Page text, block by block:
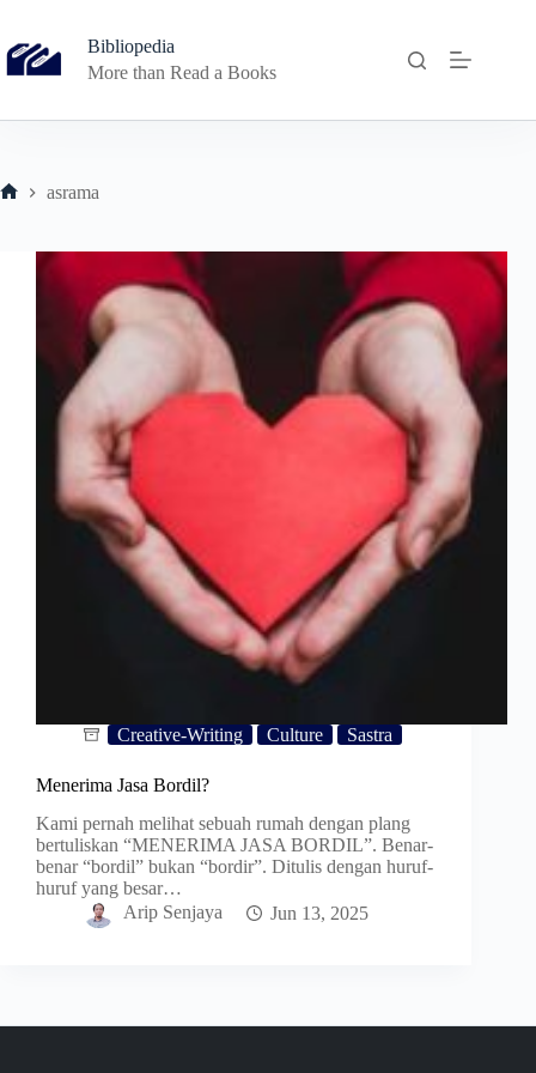
content
Bibliopedia
More than Read a Books
asrama
Creative-Writing Culture Sastra
Menerima Jasa Bordil?
Kami pernah melihat sebuah rumah dengan plang
bertuliskan “MENERIMA JASA BORDIL”. Benar-
benar “bordil” bukan “bordir”. Ditulis dengan huruf-
huruf yang besar…
Arip Senjaya
Jun 13, 2025